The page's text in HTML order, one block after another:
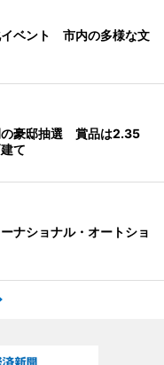
イベント 市内の多様な文
の豪邸抽選 賞品は2.35
て
ナショナル・オートショ